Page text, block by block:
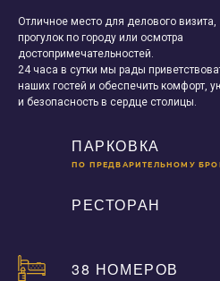
Отличное место для делового визита,
прогулок по городу или осмотра
достопримечательностей.
24 часа в сутки мы рады
наших гостей и обеспечить комфорт,
и безопасность в сердце столицы.
ПАРКОВКА
ПО ПРЕДВАРИТЕЛЬНОМУ
РЕСТОРАН
38 НОМЕРОВ